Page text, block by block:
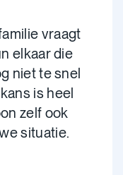
vraagt
elkaar die
niet te snel
is heel
zelf ook
situatie.